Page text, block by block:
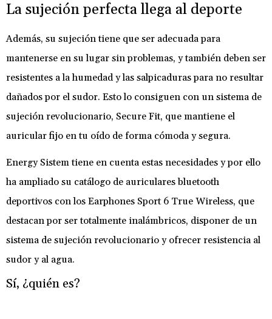
La sujeción perfecta llega al deporte
Además, su sujeción tiene que ser adecuada para
mantenerse en su lugar sin problemas, y también deben ser
resistentes a la humedad y las salpicaduras para no resultar
dañados por el sudor. Esto lo consiguen con un sistema de
sujeción revolucionario, Secure Fit, que mantiene el
auricular fijo en tu oído de forma cómoda y segura.
Energy Sistem tiene en cuenta estas necesidades y por ello
ha ampliado su catálogo de auriculares bluetooth
deportivos con los Earphones Sport 6 True Wireless, que
destacan por ser totalmente inalámbricos, disponer de un
sistema de sujeción revolucionario y ofrecer resistencia al
sudor y al agua.
Sí, ¿quién es?